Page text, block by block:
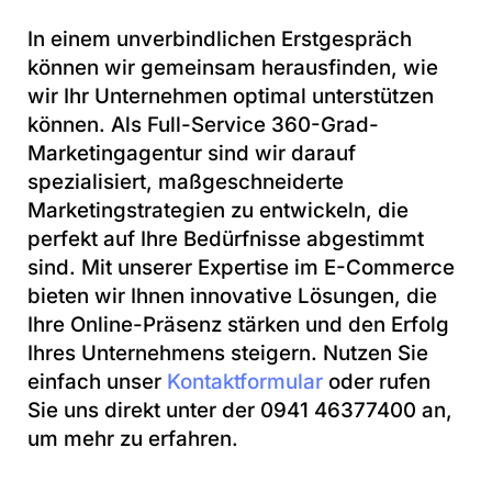
In einem unverbindlichen Erstgespräch
können wir gemeinsam herausfinden, wie
wir Ihr Unternehmen optimal unterstützen
können. Als Full-Service 360-Grad-
Marketingagentur sind wir darauf
spezialisiert, maßgeschneiderte
Marketingstrategien zu entwickeln, die
perfekt auf Ihre Bedürfnisse abgestimmt
sind. Mit unserer Expertise im E-Commerce
bieten wir Ihnen innovative Lösungen, die
Ihre Online-Präsenz stärken und den Erfolg
Ihres Unternehmens steigern. Nutzen Sie
einfach unser Kontaktformular oder rufen
Sie uns direkt unter der 0941 46377400 an,
um mehr zu erfahren.